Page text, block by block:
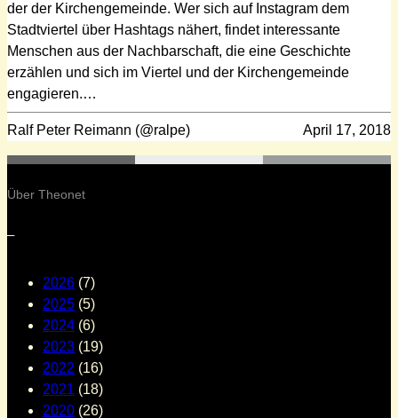
der der Kirchengemeinde. Wer sich auf Instagram dem
Stadtviertel über Hashtags nähert, findet interessante
Menschen aus der Nachbarschaft, die eine Geschichte
erzählen und sich im Viertel und der Kirchengemeinde
engagieren.…
Ralf Peter Reimann (@ralpe) April 17, 2018
Über Theonet
–
2026 (7)
2025 (5)
2024 (6)
2023 (19)
2022 (16)
2021 (18)
2020 (26)